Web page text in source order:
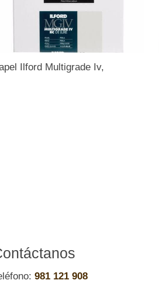
Ilford Multigrade Iv,
981 121 908